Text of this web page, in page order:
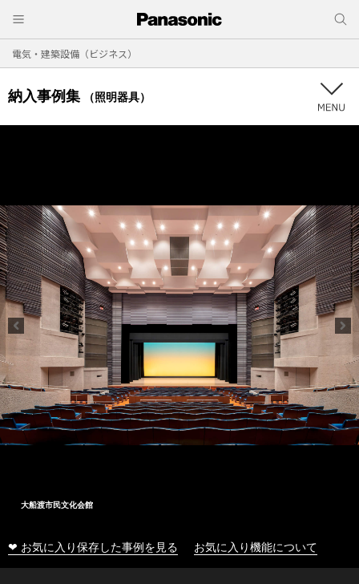
電気・建築設備（ビジネス）
納入事例集 （照明器具）
大船渡市民文化会館
❤ お気に入り保存した事例を見る お気に入り機能について